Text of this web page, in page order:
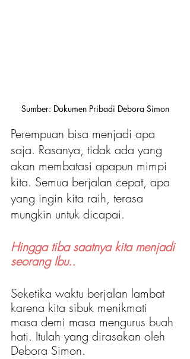
Sumber: Dokumen Pribadi Debora Simon
Perempuan bisa menjadi apa
saja. Rasanya, tidak ada yang
akan membatasi apapun mimpi
kita. Semua berjalan cepat, apa
yang ingin kita raih, terasa
mungkin untuk dicapai.
Hingga tiba saatnya kita menjadi
seorang Ibu..
Seketika waktu berjalan lambat
karena kita sibuk menikmati
masa demi masa mengurus buah
hati. Itulah yang dirasakan oleh
Debora Simon.